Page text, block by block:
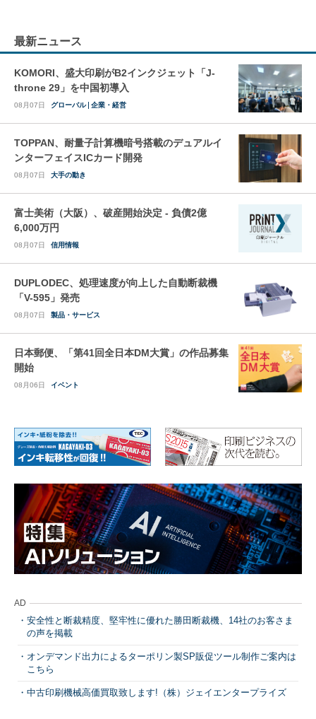
最新ニュース
KOMORI、盛大印刷がB2インクジェット「J-
throne 29」を中国初導入
08月07日 グローバル 企業・経営
TOPPAN、耐量子計算機暗号搭載のデュアルイ
ンターフェイスICカード開発
08月07日 大手の動き
富士美術（大阪）、破産開始決定 - 負債2億
6,000万円
08月07日 信用情報
DUPLODEC、処理速度が向上した自動断裁機
「V-595」発売
08月07日 製品・サービス
日本郵便、「第41回全日本DM大賞」の作品募集
開始
08月06日 イベント
AD
安全性と断裁精度、堅牢性に優れた勝田断裁機、14社のお客さま
の声を掲載
オンデマンド出力によるターポリン製SP販促ツール制作ご案内は
こちら
中古印刷機械高価買取致します!（株）ジェイエンタープライズ